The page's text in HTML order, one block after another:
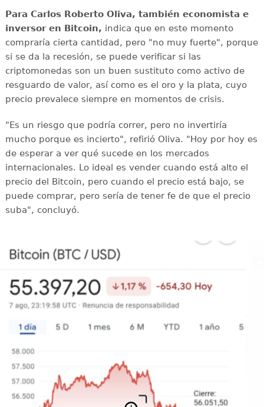
Para Carlos Roberto Oliva, también economista e
inversor en Bitcoin, indica que en este momento
compraría cierta cantidad, pero "no muy fuerte", porque
si se da la recesión, se puede verificar si las
criptomonedas son un buen sustituto como activo de
resguardo de valor, así como es el oro y la plata, cuyo
precio prevalece siempre en momentos de crisis.
"Es un riesgo que podría correr, pero no invertiría
mucho porque es incierto", refirió Oliva. "Hoy por hoy es
de esperar a ver qué sucede en los mercados
internacionales. Lo ideal es vender cuando está alto el
precio del Bitcoin, pero cuando el precio está bajo, se
puede comprar, pero sería de tener fe de que el precio
suba", concluyó.